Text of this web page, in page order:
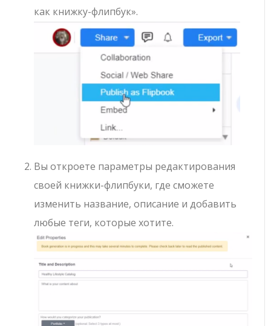
как книжку-флипбук».
Вы откроете параметры редактирования
своей книжки-флипбуки, где сможете
изменить название, описание и добавить
любые теги, которые хотите.